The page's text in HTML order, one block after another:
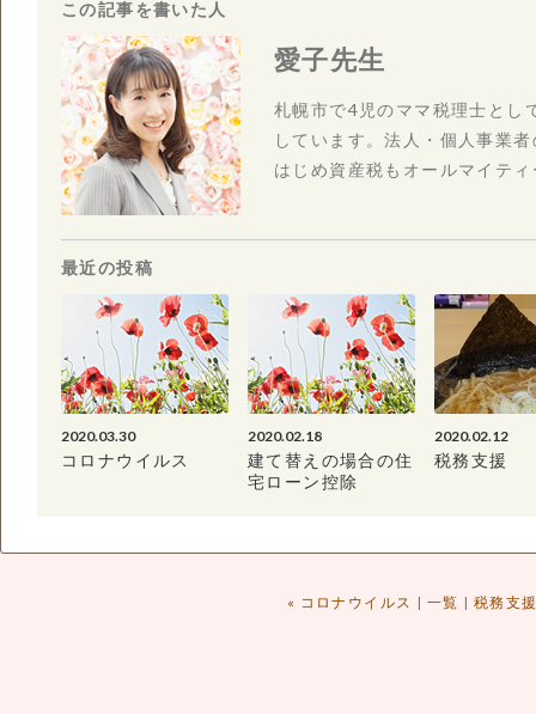
この記事を書いた人
愛子先生
札幌市で4児のママ税理士とし
しています。法人・個人事業
はじめ資産税もオールマイテ
最近の投稿
2020.03.30
コロナウイルス
2020.02.18
建て替えの場合の住
宅ローン控除
2020.02.12
税務支援
« コロナウイルス | 一覧 | 税務支